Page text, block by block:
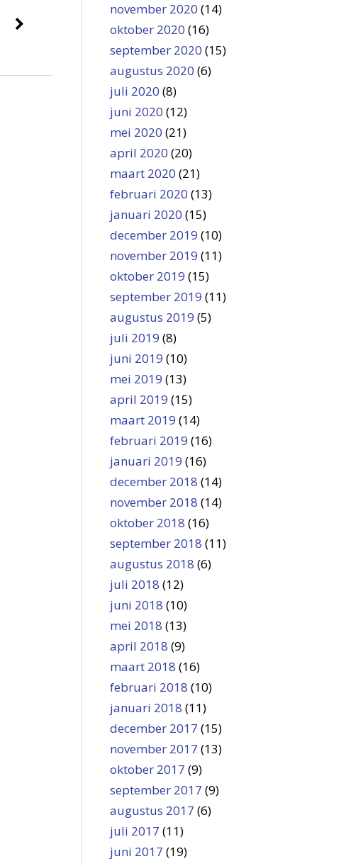
november 2020 (14)
oktober 2020 (16)
september 2020 (15)
augustus 2020 (6)
juli 2020 (8)
juni 2020 (12)
mei 2020 (21)
april 2020 (20)
maart 2020 (21)
februari 2020 (13)
januari 2020 (15)
december 2019 (10)
november 2019 (11)
oktober 2019 (15)
september 2019 (11)
augustus 2019 (5)
juli 2019 (8)
juni 2019 (10)
mei 2019 (13)
april 2019 (15)
maart 2019 (14)
februari 2019 (16)
januari 2019 (16)
december 2018 (14)
november 2018 (14)
oktober 2018 (16)
september 2018 (11)
augustus 2018 (6)
juli 2018 (12)
juni 2018 (10)
mei 2018 (13)
april 2018 (9)
maart 2018 (16)
februari 2018 (10)
januari 2018 (11)
december 2017 (15)
november 2017 (13)
oktober 2017 (9)
september 2017 (9)
augustus 2017 (6)
juli 2017 (11)
juni 2017 (19)